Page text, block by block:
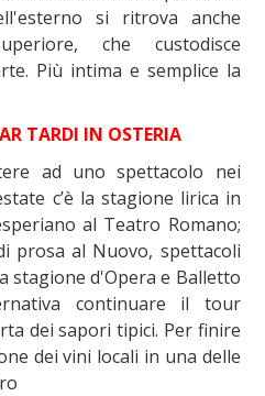
si ritrova anche
che custodisce
Più intima e semplice la
TARDI IN OSTERIA
ad uno spettacolo nei
c’è la stagione lirica in
al Teatro Romano;
prosa al Nuovo, spettacoli
stagione d'Opera e Balletto
continuare il tour
dei sapori tipici. Per finire
dei vini locali in una delle